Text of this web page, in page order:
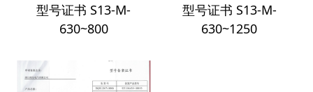
型号证书 S13-M-
630~800
型号证书 S13-M-
630~1250